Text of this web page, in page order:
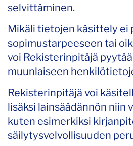
selvittäminen.
Mikäli tietojen käsittely ei
sopimustarpeeseen tai
voi Rekisterinpitäjä
muunlaiseen
Rekisterinpitäjä voi
lisäksi lainsäädännön niin
kuten esimerkiksi
säilytysvelvollisuuden